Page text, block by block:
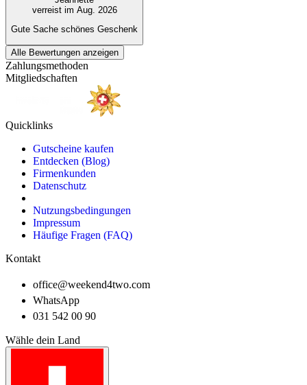
verreist im Aug. 2026
Gute Sache schönes Geschenk
Alle Bewertungen anzeigen
Zahlungsmethoden
Mitgliedschaften
Quicklinks
Gutscheine kaufen
Entdecken (Blog)
Firmenkunden
Datenschutz
Nutzungsbedingungen
Impressum
Häufige Fragen (FAQ)
Kontakt
office@weekend4two.com
WhatsApp
031 542 00 90
Wähle dein Land